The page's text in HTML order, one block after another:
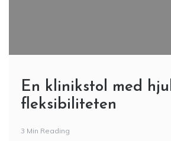
En klinikstol med
fleksibiliteten
3 Min Reading